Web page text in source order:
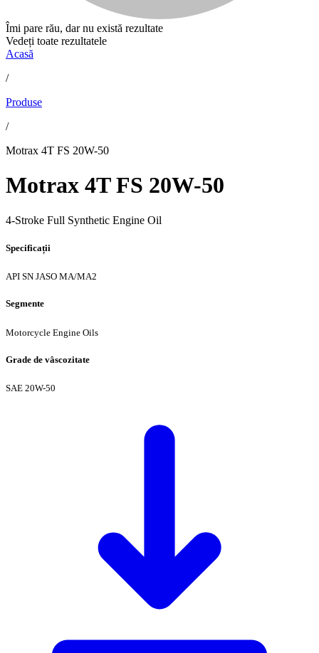
Îmi pare rău, dar nu există rezultate
Vedeți toate rezultatele
Acasă
/
Produse
/
Motrax 4T FS 20W-50
Motrax 4T FS 20W-50
4-Stroke Full Synthetic Engine Oil
Specificații
API SN JASO MA/MA2
Segmente
Motorcycle Engine Oils
Grade de vâscozitate
SAE 20W-50